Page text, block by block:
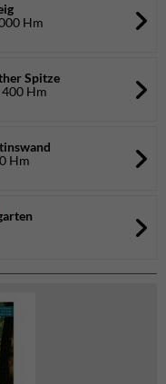
Hm
Spitze
Hm
Hm